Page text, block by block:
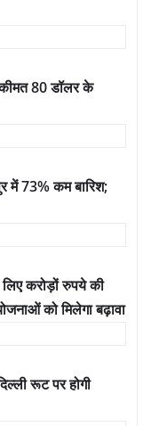
80 डॉलर के
में 73% कम बारिश;
लिए करोड़ों रुपये की
को मिलेगा बढ़ावा
रूट पर होगी